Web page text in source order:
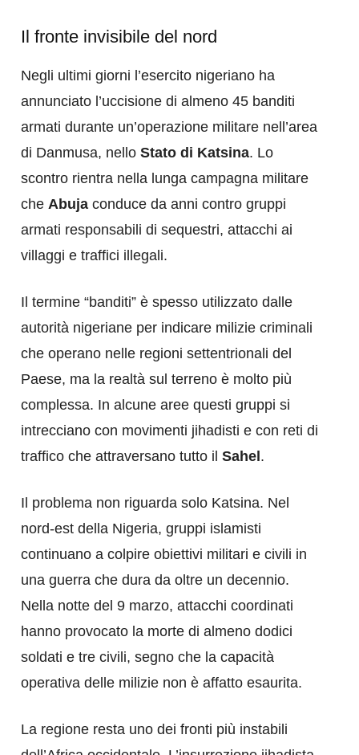
Il fronte invisibile del nord
Negli ultimi giorni l’esercito nigeriano ha
annunciato l’uccisione di almeno 45 banditi
armati durante un’operazione militare nell’area
di Danmusa, nello Stato di Katsina. Lo
scontro rientra nella lunga campagna militare
che Abuja conduce da anni contro gruppi
armati responsabili di sequestri, attacchi ai
villaggi e traffici illegali.
Il termine “banditi” è spesso utilizzato dalle
autorità nigeriane per indicare milizie criminali
che operano nelle regioni settentrionali del
Paese, ma la realtà sul terreno è molto più
complessa. In alcune aree questi gruppi si
intrecciano con movimenti jihadisti e con reti di
traffico che attraversano tutto il Sahel .
Il problema non riguarda solo Katsina. Nel
nord-est della Nigeria, gruppi islamisti
continuano a colpire obiettivi militari e civili in
una guerra che dura da oltre un decennio.
Nella notte del 9 marzo, attacchi coordinati
hanno provocato la morte di almeno dodici
soldati e tre civili, segno che la capacità
operativa delle milizie non è affatto esaurita.
La regione resta uno dei fronti più instabili